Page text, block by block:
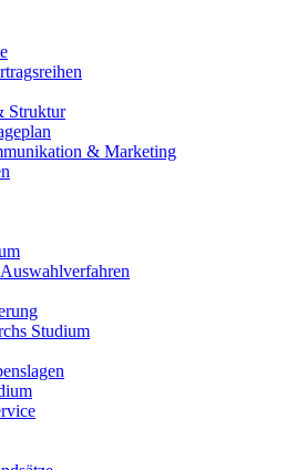
Struktur
& Marketing
Studium